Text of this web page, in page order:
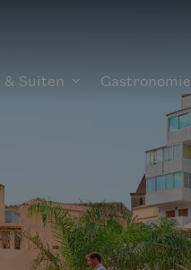
Suiten Gastronomie